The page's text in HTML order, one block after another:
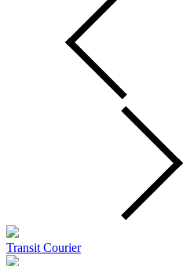
Transit Courier